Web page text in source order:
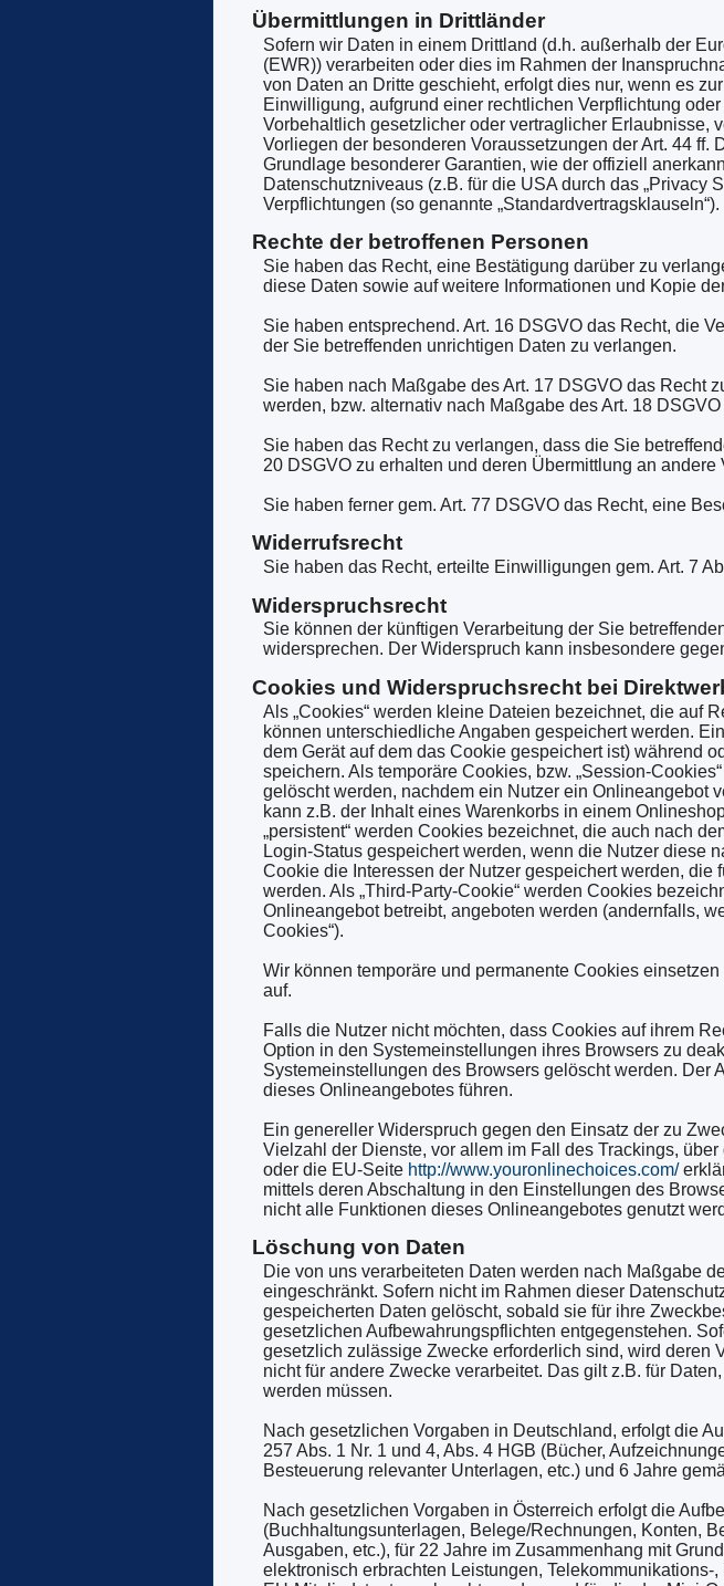
Übermittlungen in Drittländer
Sofern wir Daten in einem Drittland (d.h. außerhalb der
(EWR)) verarbeiten oder dies im Rahmen der
von Daten an Dritte geschieht, erfolgt dies nur, wenn es
Einwilligung, aufgrund einer rechtlichen Verpflichtung
Vorbehaltlich gesetzlicher oder vertraglicher Erlaubnisse,
Vorliegen der besonderen Voraussetzungen der Art. 44 ff.
Grundlage besonderer Garantien, wie der offiziell
Datenschutzniveaus (z.B. für die USA durch das
Verpflichtungen (so genannte „Standardvertragsklauseln“).
Rechte der betroffenen Personen
Sie haben das Recht, eine Bestätigung darüber zu
diese Daten sowie auf weitere Informationen und Kopie
Sie haben entsprechend. Art. 16 DSGVO das Recht, die
der Sie betreffenden unrichtigen Daten zu verlangen.
Sie haben nach Maßgabe des Art. 17 DSGVO das Recht
werden, bzw. alternativ nach Maßgabe des Art. 18
Sie haben das Recht zu verlangen, dass die Sie
20 DSGVO zu erhalten und deren Übermittlung an andere
Sie haben ferner gem. Art. 77 DSGVO das Recht, eine
Widerrufsrecht
Sie haben das Recht, erteilte Einwilligungen gem. Art. 7
Widerspruchsrecht
Sie können der künftigen Verarbeitung der Sie
widersprechen. Der Widerspruch kann insbesondere
Cookies und Widerspruchsrecht bei
Als „Cookies“ werden kleine Dateien bezeichnet, die auf
können unterschiedliche Angaben gespeichert werden.
dem Gerät auf dem das Cookie gespeichert ist) während
speichern. Als temporäre Cookies, bzw. „Session-
gelöscht werden, nachdem ein Nutzer ein Onlineangebot
kann z.B. der Inhalt eines Warenkorbs in einem
„persistent“ werden Cookies bezeichnet, die auch nach
Login-Status gespeichert werden, wenn die Nutzer diese
Cookie die Interessen der Nutzer gespeichert werden,
werden. Als „Third-Party-Cookie“ werden Cookies
Onlineangebot betreibt, angeboten werden (andernfalls,
Cookies“).
Wir können temporäre und permanente Cookies
auf.
Falls die Nutzer nicht möchten, dass Cookies auf ihrem
Option in den Systemeinstellungen ihres Browsers zu
Systemeinstellungen des Browsers gelöscht werden.
dieses Onlineangebotes führen.
Ein genereller Widerspruch gegen den Einsatz der zu
Vielzahl der Dienste, vor allem im Fall des Trackings,
oder die EU-Seite http://www.youronlinechoices.com/
mittels deren Abschaltung in den Einstellungen des
nicht alle Funktionen dieses Onlineangebotes genutzt
Löschung von Daten
Die von uns verarbeiteten Daten werden nach Maßgabe
eingeschränkt. Sofern nicht im Rahmen dieser
gespeicherten Daten gelöscht, sobald sie für ihre
gesetzlichen Aufbewahrungspflichten entgegenstehen.
gesetzlich zulässige Zwecke erforderlich sind, wird deren
nicht für andere Zwecke verarbeitet. Das gilt z.B. für
werden müssen.
Nach gesetzlichen Vorgaben in Deutschland, erfolgt die
257 Abs. 1 Nr. 1 und 4, Abs. 4 HGB (Bücher,
Besteuerung relevanter Unterlagen, etc.) und 6 Jahre
Nach gesetzlichen Vorgaben in Österreich erfolgt die
(Buchhaltungsunterlagen, Belege/Rechnungen, Konten,
Ausgaben, etc.), für 22 Jahre im Zusammenhang mit
elektronisch erbrachten Leistungen,